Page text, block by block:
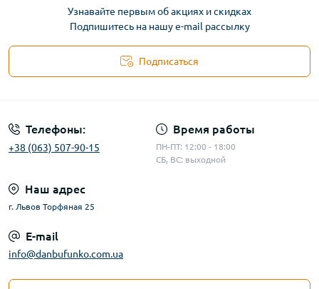
Узнавайте первым об акциях и скидках
Подпишитесь на нашу e-mail рассылку
Подписаться
Телефоны:
+38 (063) 507-90-15
Время работы
ПН-ПТ: 12:00 - 18:00
СБ, ВС: выходной
Наш адрес
г. Львов Торфяная 25
E-mail
info@danbufunko.com.ua